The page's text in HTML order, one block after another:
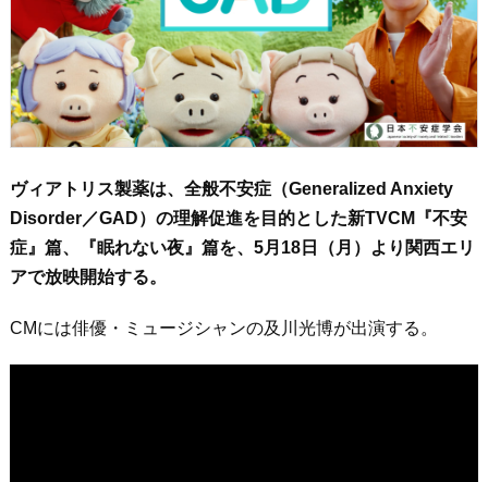
ヴィアトリス製薬は、全般不安症（Generalized Anxiety
Disorder／GAD）の理解促進を目的とした新TVCM『不安
症』篇、『眠れない夜』篇を、5月18日（月）より関西エリ
アで放映開始する。
CMには俳優・ミュージシャンの及川光博が出演する。